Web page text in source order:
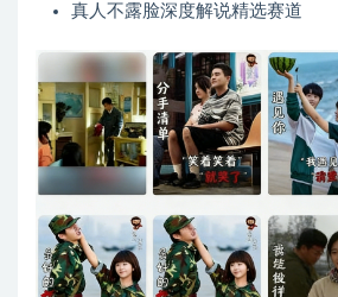
真人不露脸深度解说精选赛道